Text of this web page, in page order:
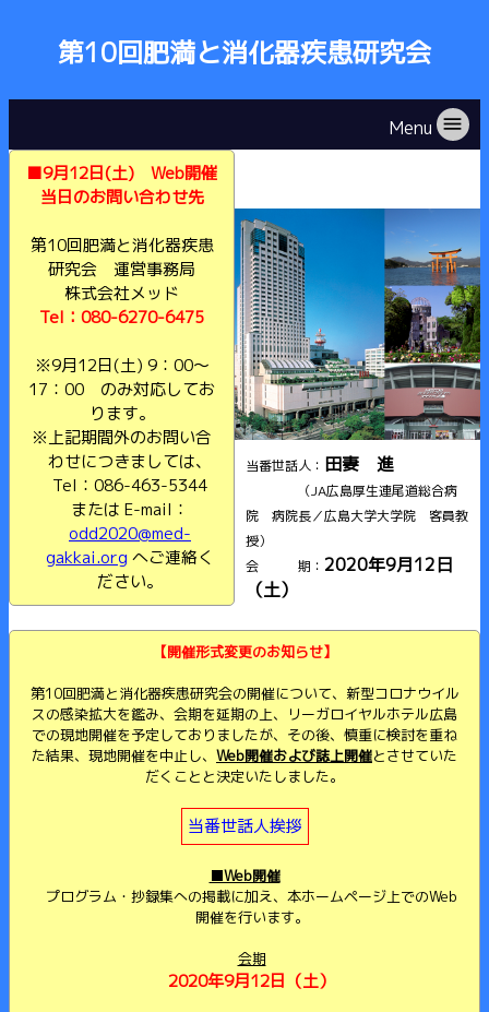
第10回肥満と消化器疾患研究会
Menu menu
■9月12日(土) Web開催
当日のお問い合わせ先
第10回肥満と消化器疾患
研究会 運営事務局
株式会社メッド
Tel：080-6270-6475
※9月12日(土) 9：00～
17：00 のみ対応してお
ります。
※上記期間外のお問い合
わせにつきましては、
Tel：086-463-5344
または E-mail：
odd2020@med-
gakkai.org へご連絡く
ださい。
当番世話人： 田妻 進
（JA広島厚生連尾道総合病
院 病院長／広島大学大学院 客員教
授）
会 期： 2020年9月12日
（土）
【開催形式変更のお知らせ】
第10回肥満と消化器疾患研究会の開催について、新型コロナウイル
スの感染拡大を鑑み、会期を延期の上、リーガロイヤルホテル広島
での現地開催を予定しておりましたが、その後、慎重に検討を重ね
た結果、現地開催を中止し、 Web開催および誌上開催とさせていた
だくことと決定いたしました。
当番世話人挨拶
■Web開催
プログラム・抄録集への掲載に加え、本ホームページ上でのWeb
開催を行います。
会期
2020年9月12日（土）